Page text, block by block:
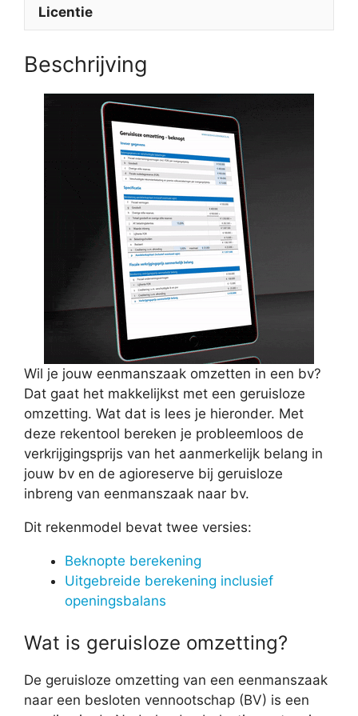
Licentie
Beschrijving
Wil je jouw eenmanszaak omzetten in een bv?
Dat gaat het makkelijkst met een geruisloze
omzetting. Wat dat is lees je hieronder. Met
deze rekentool bereken je probleemloos de
verkrijgingsprijs van het aanmerkelijk belang in
jouw bv en de agioreserve bij geruisloze
inbreng van eenmanszaak naar bv.
Dit rekenmodel bevat twee versies:
Beknopte berekening
Uitgebreide berekening inclusief
openingsbalans
Wat is geruisloze omzetting?
De geruisloze omzetting van een eenmanszaak
naar een besloten vennootschap (BV) is een